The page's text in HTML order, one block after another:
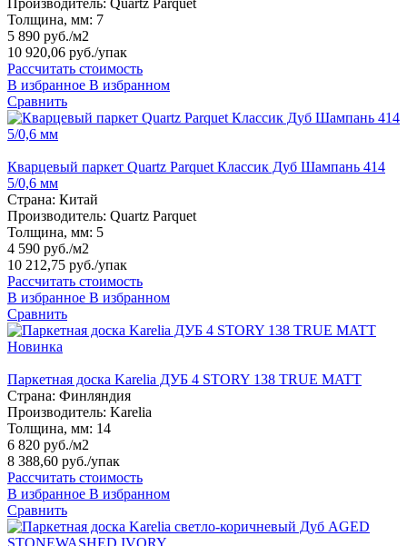
Толщина, мм: 7
5 890 руб./м2
10 920,06 руб./упак
Рассчитать стоимость
В избранное В избранном
Сравнить
Кварцевый паркет Quartz Parquet Классик Дуб Шампань 414
5/0,6 мм
Страна: Китай
Производитель: Quartz Parquet
Толщина, мм: 5
4 590 руб./м2
10 212,75 руб./упак
Рассчитать стоимость
В избранное В избранном
Сравнить
Новинка
Паркетная доска Karelia ДУБ 4 STORY 138 TRUE MATT
Страна: Финляндия
Производитель: Karelia
Толщина, мм: 14
6 820 руб./м2
8 388,60 руб./упак
Рассчитать стоимость
В избранное В избранном
Сравнить